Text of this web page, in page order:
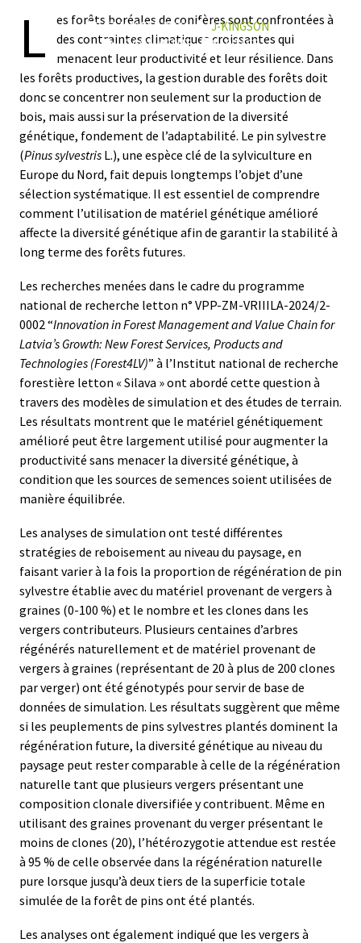
27 JANVIER 2026
J-KINGSON
0 COMMENTS
0 TAGS
L
es forêts boréales de conifères sont confrontées à
des contraintes climatiques croissantes qui
menacent leur productivité et leur résilience. Dans
les forêts productives, la gestion durable des forêts doit
donc se concentrer non seulement sur la production de
bois, mais aussi sur la préservation de la diversité
génétique, fondement de l’adaptabilité. Le pin sylvestre
(Pinus sylvestris L.), une espèce clé de la sylviculture en
Europe du Nord, fait depuis longtemps l’objet d’une
sélection systématique. Il est essentiel de comprendre
comment l’utilisation de matériel génétique amélioré
affecte la diversité génétique afin de garantir la stabilité à
long terme des forêts futures.
Les recherches menées dans le cadre du programme
national de recherche letton n° VPP-ZM-VRIIILA-2024/2-
0002 “Innovation in Forest Management and Value Chain for
Latvia’s Growth: New Forest Services, Products and
Technologies (Forest4LV)” à l’Institut national de recherche
forestière letton « Silava » ont abordé cette question à
travers des modèles de simulation et des études de terrain.
Les résultats montrent que le matériel génétiquement
amélioré peut être largement utilisé pour augmenter la
productivité sans menacer la diversité génétique, à
condition que les sources de semences soient utilisées de
manière équilibrée.
Les analyses de simulation ont testé différentes
stratégies de reboisement au niveau du paysage, en
faisant varier à la fois la proportion de régénération de pin
sylvestre établie avec du matériel provenant de vergers à
graines (0-100 %) et le nombre et les clones dans les
vergers contributeurs. Plusieurs centaines d’arbres
régénérés naturellement et de matériel provenant de
vergers à graines (représentant de 20 à plus de 200 clones
par verger) ont été génotypés pour servir de base de
données de simulation. Les résultats suggèrent que même
si les peuplements de pins sylvestres plantés dominent la
régénération future, la diversité génétique au niveau du
paysage peut rester comparable à celle de la régénération
naturelle tant que plusieurs vergers présentant une
composition clonale diversifiée y contribuent. Même en
utilisant des graines provenant du verger présentant le
moins de clones (20), l’hétérozygotie attendue est restée
à 95 % de celle observée dans la régénération naturelle
pure lorsque jusqu’à deux tiers de la superficie totale
simulée de la forêt de pins ont été plantés.
Les analyses ont également indiqué que les vergers à